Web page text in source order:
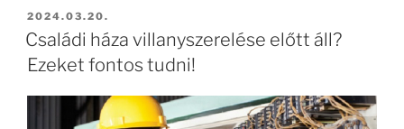
BEKÜLDVE:
2024.03.20.
Családi háza villanyszerelése előtt áll?
Ezeket fontos tudni!